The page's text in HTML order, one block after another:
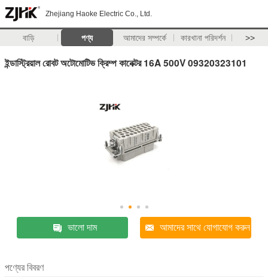
Zhejiang Haoke Electric Co., Ltd.
বাড়ি পণ্য আমাদের সম্পর্কে কারখানা পরিদর্শন >>
ইন্ডাস্ট্রিয়াল রোবট অটোমোটিভ ক্রিম্প কানেক্টর 16A 500V 09320323101
ভালো দাম আমাদের সাথে যোগাযোগ করুন
পণ্যের বিবরণ